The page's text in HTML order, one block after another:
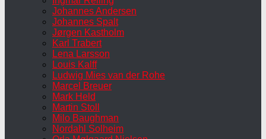
Johannes Andersen
Johannes Spalt
Jørgen Kastholm
Karl Trabert
Lena Larsson
Louis Kalff
Ludwig Mies van der Rohe
Marcel Breuer
Mark Held
Martin Stoll
Milo Baughman
Nordahl Solheim